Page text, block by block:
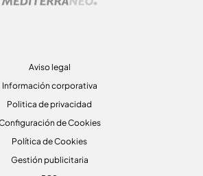
Aviso legal
Información corporativa
Politica de privacidad
de Cookies
Política de Cookies
Gestión publicitaria